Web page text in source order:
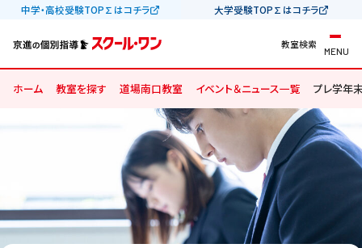
中学・高校受験TOP∑はコチラ 大学受験TOP∑はコチラ
教室検索
MENU
ホーム 教室を探す 道場南口教室 イベント＆ニュース一覧 プレ学年